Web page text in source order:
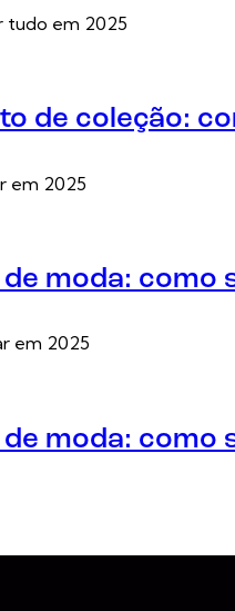
de coleção:
moda: como
moda: como